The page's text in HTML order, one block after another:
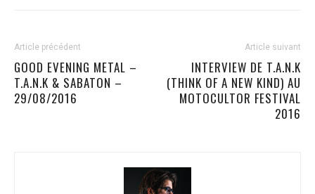
Article précédent
GOOD EVENING METAL –
T.A.N.K & SABATON –
29/08/2016
Article suivant
INTERVIEW DE T.A.N.K
(THINK OF A NEW KIND) AU
MOTOCULTOR FESTIVAL
2016